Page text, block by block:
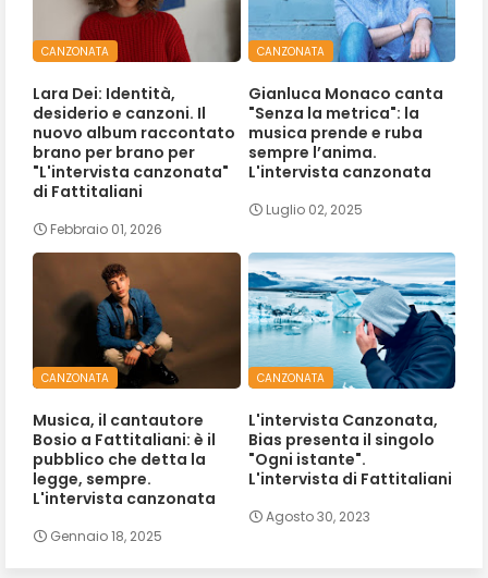
CANZONATA
Lara Dei: Identità,
desiderio e canzoni. Il
nuovo album raccontato
brano per brano per
"L'intervista canzonata"
di Fattitaliani
Febbraio 01, 2026
CANZONATA
Gianluca Monaco canta
"Senza la metrica": la
musica prende e ruba
sempre l’anima.
L'intervista canzonata
Luglio 02, 2025
CANZONATA
Musica, il cantautore
Bosio a Fattitaliani: è il
pubblico che detta la
legge, sempre.
L'intervista canzonata
Gennaio 18, 2025
CANZONATA
L'intervista Canzonata,
Bias presenta il singolo
"Ogni istante".
L'intervista di Fattitaliani
Agosto 30, 2023